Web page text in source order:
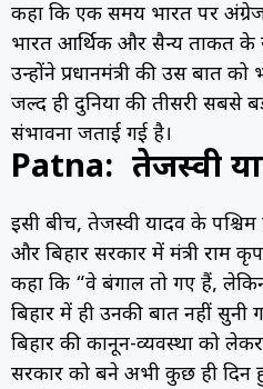
कहा कि एक समय भारत पर
भारत आर्थिक और सैन्य ताकत
उन्होंने प्रधानमंत्री की उस बात
जल्द ही दुनिया की तीसरी सबसे
संभावना जताई गई है।
Patna: तेजस्वी
इसी बीच, तेजस्वी यादव के
और बिहार सरकार में मंत्री राम
कहा कि “वे बंगाल तो गए हैं,
बिहार में ही उनकी बात नहीं सुनी
बिहार की कानून-व्यवस्था को
सरकार को बने अभी कुछ ही दिन